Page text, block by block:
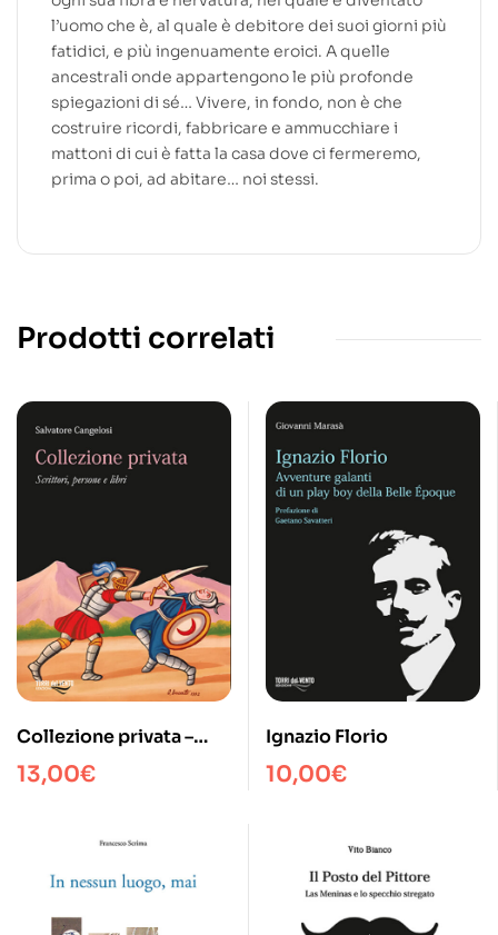
l’uomo che è, al quale è debitore dei suoi giorni più
fatidici, e più ingenuamente eroici. A quelle
ancestrali onde appartengono le più profonde
spiegazioni di sé… Vivere, in fondo, non è che
costruire ricordi, fabbricare e ammucchiare i
mattoni di cui è fatta la casa dove ci fermeremo,
prima o poi, ad abitare… noi stessi.
Prodotti correlati
Collezione privata –
Scrittori, persone e
libri
13,00€
Ignazio Florio
10,00€